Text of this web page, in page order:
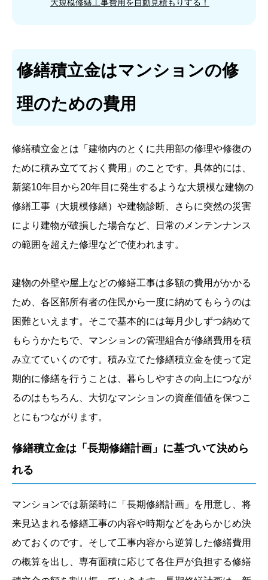
大規模修繕工事費用を自動見積もりする！
修繕積立金はマンションの修
理のための費用
修繕積立金とは「建物内のとくに共用部の修理や修復の
ために積み立てておく費用」のことです。具体的には、
新築10年目から20年目に発生するような大規模な建物の
修繕工事（大規模修繕）や建物診断、さらに突然の災害
により建物が破損した場合など、日常のメンテンナンス
の範囲を超えた修理などで使われます。
建物の外壁や屋上などの修繕工事は多額の費用がかかる
ため、各区部所有者の住民から一度に納めてもらうのは
困難といえます。そこで基本的には毎月少しずつ納めて
もらうかたちで、マンションの管理組合が修繕費用を積
み立てていくのです。積み立てた修繕積立金を使って定
期的に修繕を行うことは、暮らしやすさの向上につなが
るのはもちろん、大切なマンションの資産価値を保つこ
とにもつながります。
修繕積立金は「長期修繕計画」に基づいて決めら
れる
マンションでは新築時に「長期修繕計画」を用意し、将
来見込まれる修繕工事の内容や時期などをあらかじめ決
めておくのです。そして工事内容から逆算した修繕費用
の概算を出し、専有面積に応じて各住戸が負担する修繕